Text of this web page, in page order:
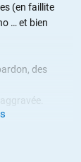
(en faillite
… et bien
des